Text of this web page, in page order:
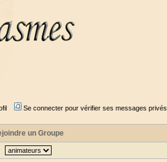
Se connecter pour vérifier ses messages privés
un Groupe